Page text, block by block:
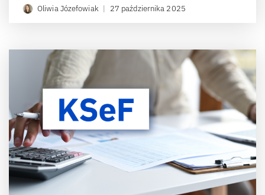
Oliwia Józefowiak | 27 października 2025